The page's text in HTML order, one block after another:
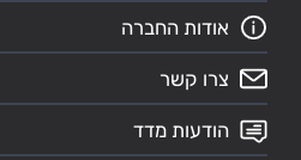
אודות החברה
צרו קשר
הודעות מדד